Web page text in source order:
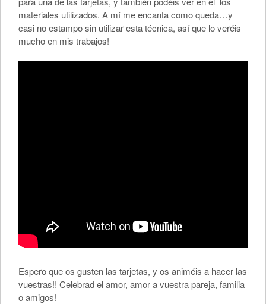
materiales utilizados. A mí me encanta como queda…y
casi no estampo sin utilizar esta técnica, así que lo veréis
mucho en mis trabajos!
Espero que os gusten las tarjetas, y os animéis a hacer las
vuestras!! Celebrad el amor, amor a vuestra pareja, familia
o amigos!